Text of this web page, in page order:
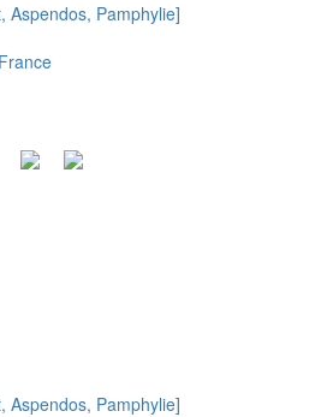
Aspendos, Pamphylie]
Aspendos, Pamphylie]